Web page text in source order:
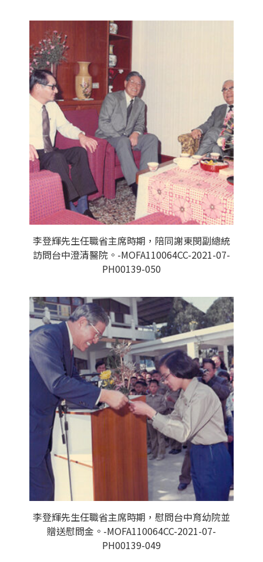
李登輝先生任職省主席時期，陪同謝東閔副總統
訪問台中澄清醫院。-MOFA110064CC-2021-07-
PH00139-050
李登輝先生任職省主席時期，慰問台中育幼院並
贈送慰問金。-MOFA110064CC-2021-07-
PH00139-049